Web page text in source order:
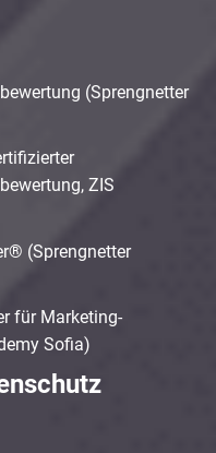
(Sprengnetter
ZIS
(Sprengnetter
für Marketing-
Sofia)